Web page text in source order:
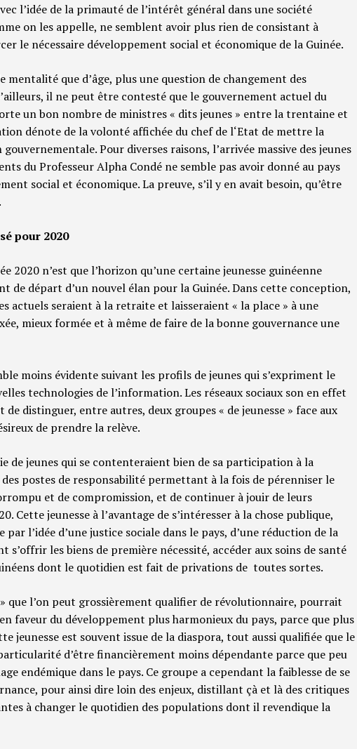
l’idée de la primauté de l’intérêt général dans une société
on les appelle, ne semblent avoir plus rien de consistant à
le nécessaire développement social et économique de la Guinée.
mentalité que d’âge, plus une question de changement des
il ne peut être contesté que le gouvernement actuel du
un bon nombre de ministres « dits jeunes » entre la trentaine et
dénote de la volonté affichée du chef de l‘Etat de mettre la
gouvernementale. Pour diverses raisons, l’arrivée massive des jeunes
du Professeur Alpha Condé ne semble pas avoir donné au pays
social et économique. La preuve, s’il y en avait besoin, qu’être
pour 2020
2020 n’est que l’horizon qu’une certaine jeunesse guinéenne
de départ d’un nouvel élan pour la Guinée. Dans cette conception,
actuels seraient à la retraite et laisseraient « la place » à une
mieux formée et à même de faire de la bonne gouvernance une
moins évidente suivant les profils de jeunes qui s’expriment le
technologies de l’information. Les réseaux sociaux son en effet
distinguer, entre autres, deux groupes « de jeunesse » face aux
de prendre la relève.
de jeunes qui se contenteraient bien de sa participation à la
postes de responsabilité permettant à la fois de pérenniser le
et de compromission, et de continuer à jouir de leurs
Cette jeunesse à l’avantage de s’intéresser à la chose publique,
par l’idée d’une justice sociale dans le pays, d’une réduction de la
s’offrir les biens de première nécessité, accéder aux soins de santé
dont le quotidien est fait de privations de toutes sortes.
que l’on peut grossièrement qualifier de révolutionnaire, pourrait
faveur du développement plus harmonieux du pays, parce que plus
jeunesse est souvent issue de la diaspora, tout aussi qualifiée que le
d’être financièrement moins dépendante parce que peu
endémique dans le pays. Ce groupe a cependant la faiblesse de se
pour ainsi dire loin des enjeux, distillant çà et là des critiques
à changer le quotidien des populations dont il revendique la